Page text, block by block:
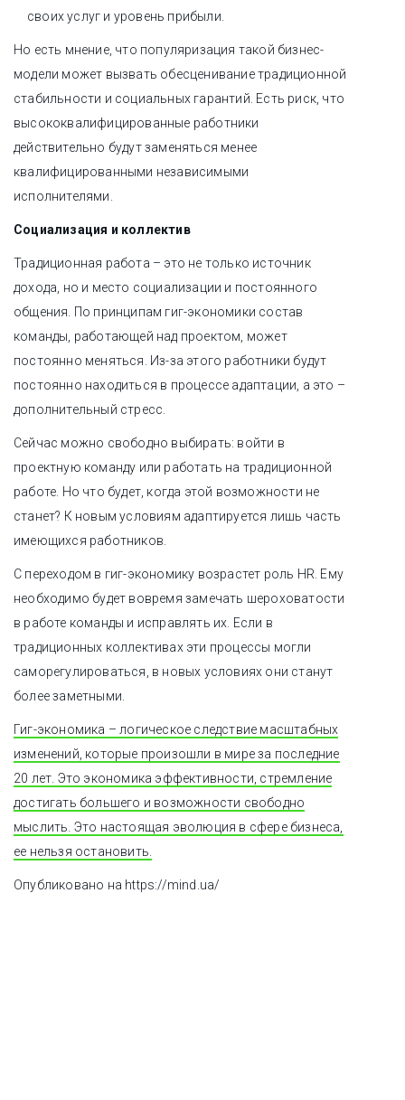
своих услуг и уровень прибыли.
Но есть мнение, что популяризация такой бизнес-
модели может вызвать обесценивание традиционной
стабильности и социальных гарантий. Есть риск, что
высококвалифицированные работники
действительно будут заменяться менее
квалифицированными независимыми
исполнителями.
Социализация и коллектив
Традиционная работа – это не только источник
дохода, но и место социализации и постоянного
общения. По принципам гиг-экономики состав
команды, работающей над проектом, может
постоянно меняться. Из-за этого работники будут
постоянно находиться в процессе адаптации, а это –
дополнительный стресс.
Сейчас можно свободно выбирать: войти в
проектную команду или работать на традиционной
работе. Но что будет, когда этой возможности не
станет? К новым условиям адаптируется лишь часть
имеющихся работников.
С переходом в гиг-экономику возрастет роль HR. Ему
необходимо будет вовремя замечать шероховатости
в работе команды и исправлять их. Если в
традиционных коллективах эти процессы могли
саморегулироваться, в новых условиях они станут
более заметными.
Гиг-экономика – логическое следствие масштабных
изменений, которые произошли в мире за последние
20 лет. Это экономика эффективности, стремление
достигать большего и возможности свободно
мыслить. Это настоящая эволюция в сфере бизнеса,
ее нельзя остановить.
Опубликовано на https://mind.ua/